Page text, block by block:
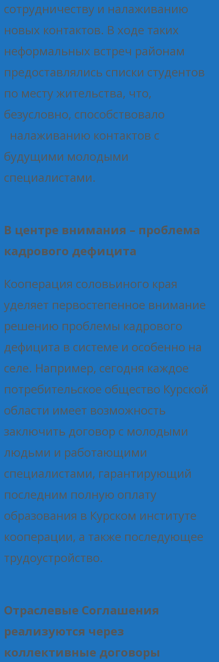
сотрудничеству и налаживанию
новых контактов. В ходе таких
неформальных встреч районам
предоставлялись списки студентов
по месту жительства, что,
безусловно, способствовало
налаживанию контактов с
будущими молодыми
специалистами.
В центре внимания – проблема
кадрового дефицита
Кооперация соловьиного края
уделяет первостепенное внимание
решению проблемы кадрового
дефицита в системе и особенно на
селе. Например, сегодня каждое
потребительское общество Курской
области имеет возможность
заключить договор с молодыми
людьми и работающими
специалистами, гарантирующий
последним полную оплату
образования в Курском институте
кооперации, а также последующее
трудоустройство.
Отраслевые Соглашения
реализуются через
коллективные договоры